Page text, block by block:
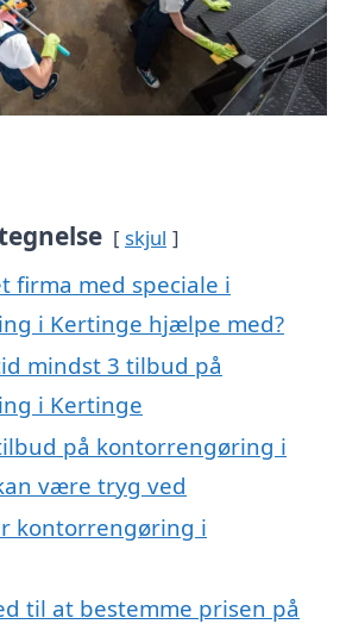
skjul
firma med speciale i
i Kertinge hjælpe med?
mindst 3 tilbud på
i Kertinge
på kontorrengøring i
være tryg ved
kontorrengøring i
til at bestemme prisen på